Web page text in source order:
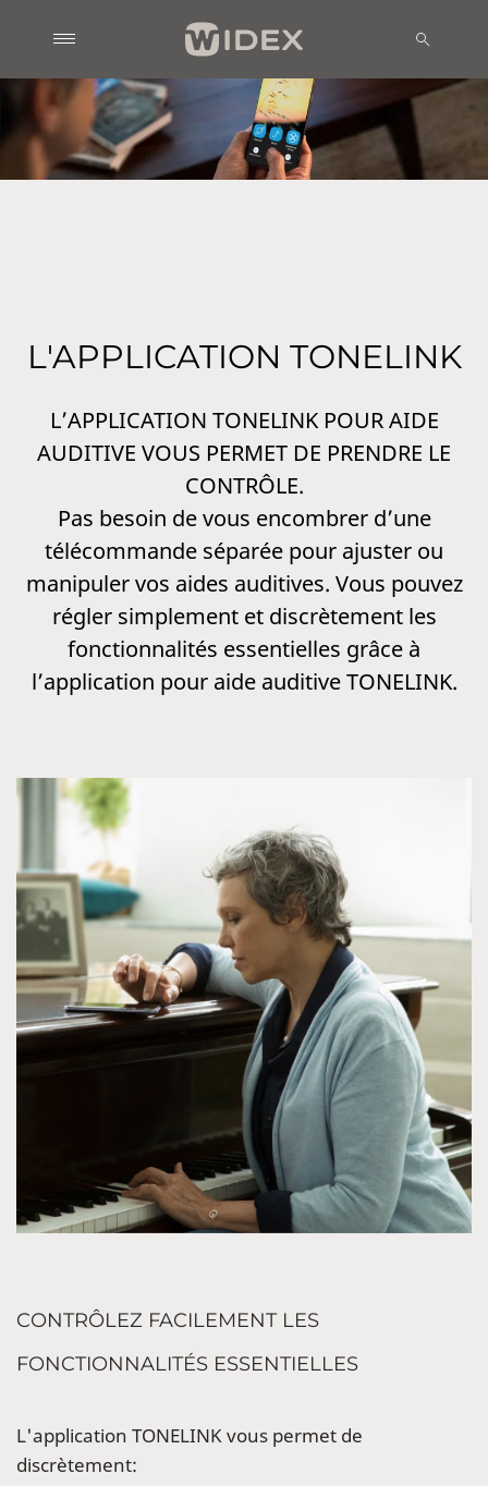
L'APPLICATION TONELINK
L’APPLICATION TONELINK POUR AIDE
AUDITIVE VOUS PERMET DE PRENDRE LE
CONTRÔLE.
Pas besoin de vous encombrer d’une
télécommande séparée pour ajuster ou
manipuler vos aides auditives. Vous pouvez
régler simplement et discrètement les
fonctionnalités essentielles grâce à
l’application pour aide auditive TONELINK.
CONTRÔLEZ FACILEMENT LES
FONCTIONNALITÉS ESSENTIELLES
L'application TONELINK vous permet de
discrètement: